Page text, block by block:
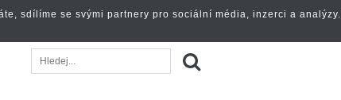
sdílíme se svými partnery pro sociální média, inzerci a analýzy.